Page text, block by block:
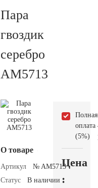
Пара
гвоздик
серебро
AM5713
О товаре
Артикул
№ AM5713
Статус
В наличии
Полная
оплата
(5%)
Цена
: